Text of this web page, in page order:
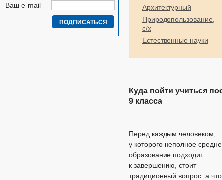
Архитектурный
Природопользование,
с/х
Естественные науки
Куда пойти учиться
9 класса
Перед каждым человеком,
у которого неполное
образование подходит
к завершению, стоит
традиционный вопрос: а что
Ваш e-mail